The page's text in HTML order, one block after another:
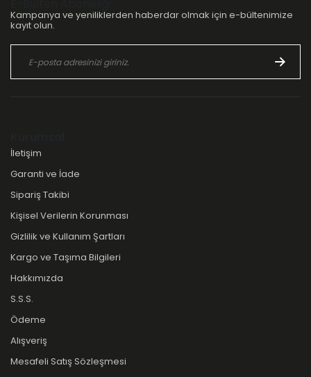
Kampanya ve yeniliklerden haberdar olmak için e-bültenimize
kayıt olun.
İletişim
Garanti ve İade
Sipariş Takibi
Kişisel Verilerin Korunması
Gizlilik ve Kullanım Şartları
Kargo ve Taşıma Bilgileri
Hakkımızda
S.S.S.
Ödeme
Alışveriş
Mesafeli Satış Sözleşmesi